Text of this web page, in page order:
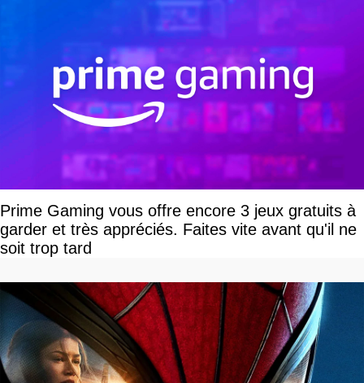
Prime Gaming vous offre encore 3 jeux gratuits à
garder et très appréciés. Faites vite avant qu'il ne
soit trop tard